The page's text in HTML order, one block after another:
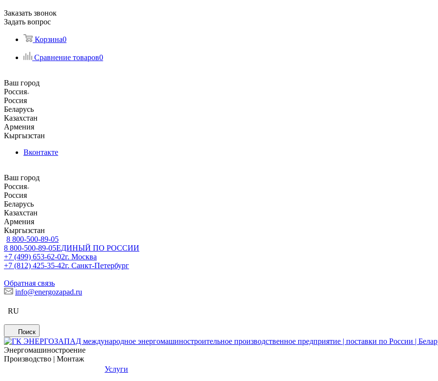
Заказать звонок
Задать вопрос
Корзина0
Сравнение товаров0
Ваш город
Россия
Россия
Беларусь
Казахстан
Армения
Кыргызстан
Вконтакте
Ваш город
Россия
Россия
Беларусь
Казахстан
Армения
Кыргызстан
8 800-500-89-05
8 800-500-89-05ЕДИНЫЙ ПО РОССИИ
+7 (499) 653-62-02г. Москва
+7 (812) 425-35-42г. Санкт-Петербург
Обратная связь
info@energozapad.ru
RU
Поиск
Энергомашиностроение
Производство | Монтаж
Услуги